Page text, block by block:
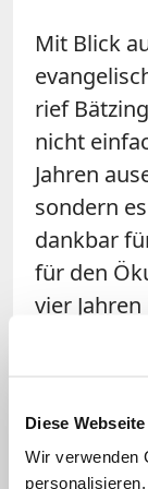
Diese
Wir verwenden
Mit Blick
rief
nicht
Jahren
sondern
dankbar
für den
vier
Corona
können.
Zwar